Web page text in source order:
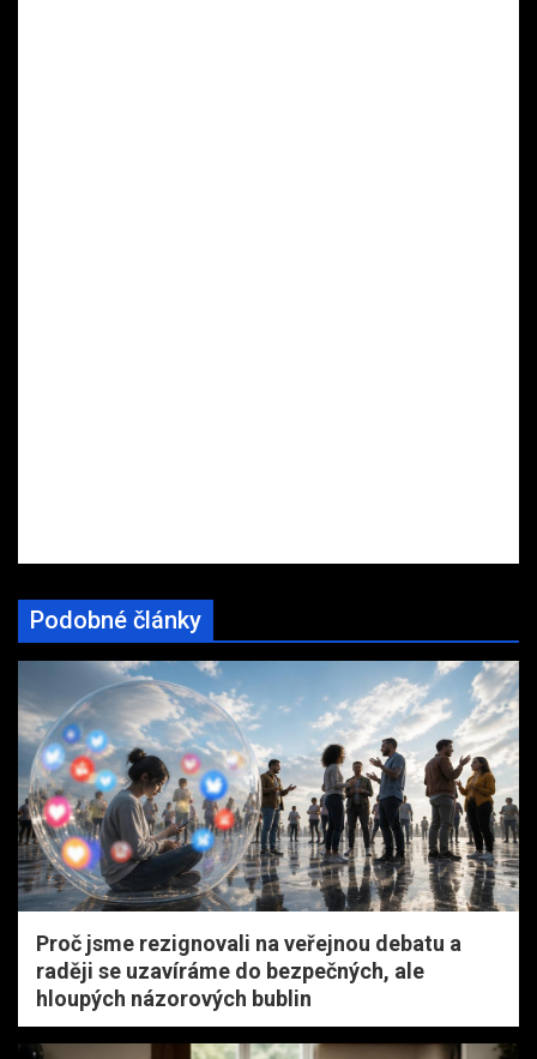
Podobné články
Proč jsme rezignovali na veřejnou debatu a
raději se uzavíráme do bezpečných, ale
hloupých názorových bublin